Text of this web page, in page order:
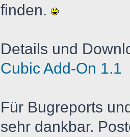
finden.
Details und
Cubic Add-On 1.1
Für Bugreports
sehr dankbar.